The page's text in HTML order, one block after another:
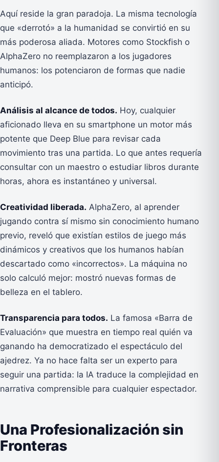
Aquí reside la gran paradoja. La misma tecnología
que «derrotó» a la humanidad se convirtió en su
más poderosa aliada. Motores como Stockfish o
AlphaZero no reemplazaron a los jugadores
humanos: los potenciaron de formas que nadie
anticipó.
Análisis al alcance de todos. Hoy, cualquier
aficionado lleva en su smartphone un motor más
potente que Deep Blue para revisar cada
movimiento tras una partida. Lo que antes requería
consultar con un maestro o estudiar libros durante
horas, ahora es instantáneo y universal.
Creatividad liberada. AlphaZero, al aprender
jugando contra sí mismo sin conocimiento humano
previo, reveló que existían estilos de juego más
dinámicos y creativos que los humanos habían
descartado como «incorrectos». La máquina no
solo calculó mejor: mostró nuevas formas de
belleza en el tablero.
Transparencia para todos. La famosa «Barra de
Evaluación» que muestra en tiempo real quién va
ganando ha democratizado el espectáculo del
ajedrez. Ya no hace falta ser un experto para
seguir una partida: la IA traduce la complejidad en
narrativa comprensible para cualquier espectador.
Una Profesionalización sin
Fronteras